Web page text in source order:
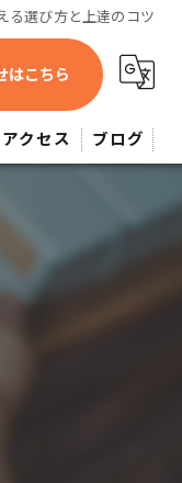
る選び方と上達のコツ
はこちら
アクセス ブログ